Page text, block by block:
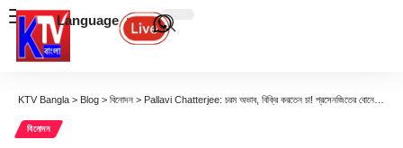
Language
KTV Bangla > Blog > বিনোদন > Pallavi Chatterjee: চরম অভাব, বিক্রি করতেন চা! প্রসেনজিতের বোনের স্ট্রাগলিং জীবন
বিনোদন